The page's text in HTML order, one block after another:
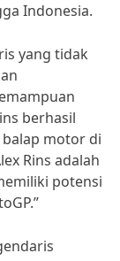
Indonesia.
yang tidak
berhasil
motor di
Rins adalah
potensi